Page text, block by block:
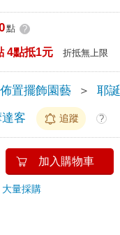
點 ?
4點抵1元 折抵無上限
佈置擺飾園藝 ＞ 耶
客 追蹤 ?
加入購物車
大量採購